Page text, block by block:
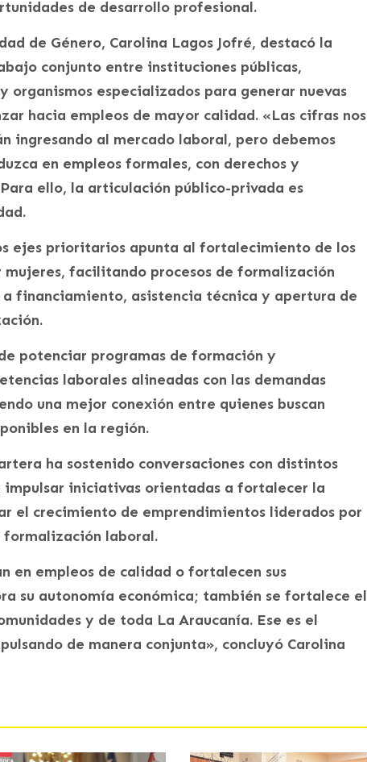
de desarrollo profesional.
de Género, Carolina Lagos Jofré, destacó la
conjunto entre instituciones públicas,
organismos especializados para generar nuevas
hacia empleos de mayor calidad. «Las cifras nos
ingresando al mercado laboral, pero debemos
en empleos formales, con derechos y
ello, la articulación público-privada es
ejes prioritarios apunta al fortalecimiento de los
facilitando procesos de formalización
financiamiento, asistencia técnica y apertura de
potenciar programas de formación y
laborales alineadas con las demandas
una mejor conexión entre quienes buscan
en la región.
ha sostenido conversaciones con distintos
iniciativas orientadas a fortalecer la
el crecimiento de emprendimientos liderados por
formalización laboral.
en empleos de calidad o fortalecen sus
su autonomía económica; también se fortalece el
y de toda La Araucanía. Ese es el
de manera conjunta», concluyó Carolina